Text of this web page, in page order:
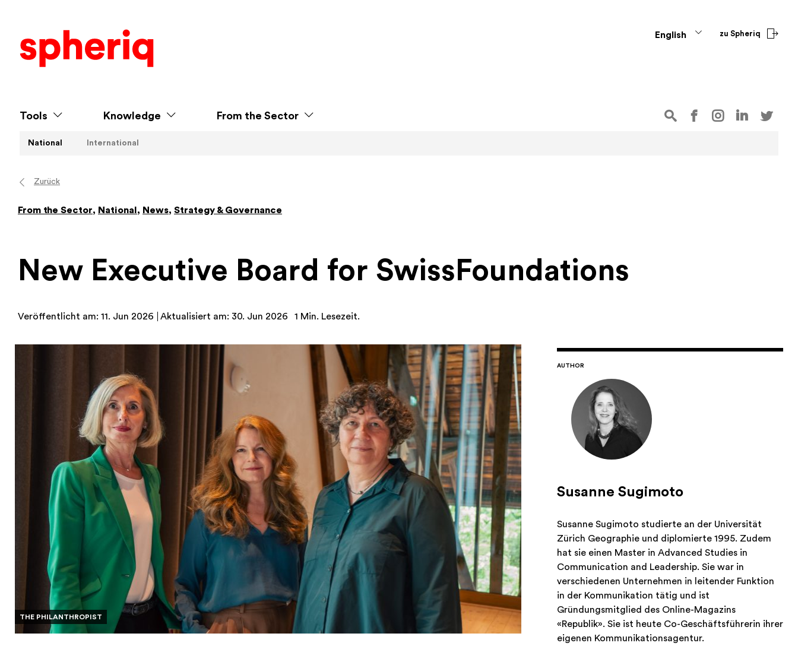
English zu Spheriq
Tools Knowledge From the Sector
National International
Zurück
From the Sector, National, News, Strategy & Governance
New Executive Board for SwissFoundations
Veröffentlicht am: 11. Jun 2026 Aktualisiert am: 30. Jun 2026 1 Min. Lesezeit.
THE PHILANTHROPIST
AUTHOR
Susanne Sugimoto
Susanne Sugimoto studierte an der Universität
Zürich Geographie und diplomierte 1995. Zudem
hat sie einen Master in Advanced Studies in
Communication and Leadership. Sie war in
verschiedenen Unternehmen in leitender Funktion
in der Kommunikation tätig und ist
Gründungsmitglied des Online-Magazins
«Republik». Sie ist heute Co-Geschäftsführerin ihrer
eigenen Kommunikationsagentur.